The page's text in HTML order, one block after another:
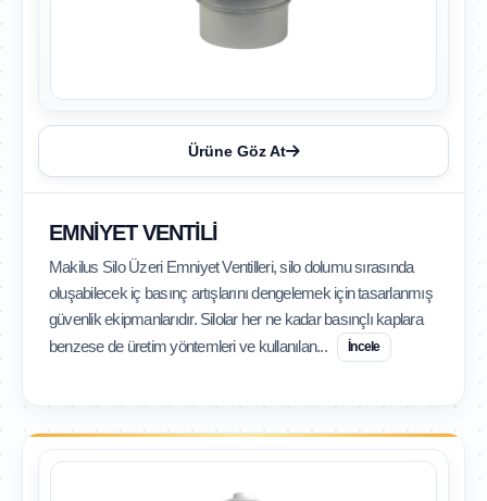
Ürüne Göz At
EMNIYET VENTILI
Makilus Silo Üzeri Emniyet Ventilleri, silo dolumu sırasında
oluşabilecek iç basınç artışlarını dengelemek için tasarlanmış
güvenlik ekipmanlarıdır. Silolar her ne kadar basınçlı kaplara
benzese de üretim yöntemleri ve kullanılan...
İncele